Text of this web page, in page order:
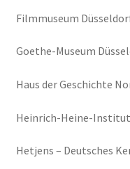
Filmmuseum
Goethe-Museum
Haus der Geschichte
Heinrich-Heine-Institut
Hetjens – Deutsches